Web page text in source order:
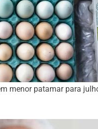
menor patamar para